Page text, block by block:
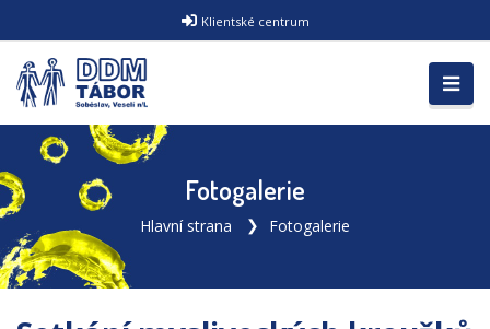
Klientské centrum
Fotogalerie
Hlavní strana Fotogalerie